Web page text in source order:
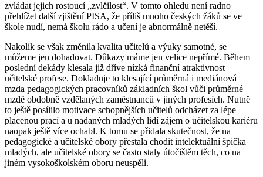
zvládat jejich rostoucí „zvlčilost“. V tomto ohledu není radno
přehlížet další zjištění PISA, že příliš mnoho českých žáků se ve
škole nudí, nemá školu rádo a učení je abnormálně netěší.
Nakolik se však změnila kvalita učitelů a výuky samotné, se
můžeme jen dohadovat. Důkazy máme jen velice nepřímé. Během
poslední dekády klesala již dříve nízká finanční atraktivnost
učitelské profese. Dokladuje to klesající průměrná i mediánová
mzda pedagogických pracovníků základních škol vůči průměrné
mzdě obdobně vzdělaných zaměstnanců v jiných profesích. Nutně
to ještě posílilo motivace schopnějších učitelů odcházet za lépe
placenou prací a u nadaných mladých lidí zájem o učitelskou kariéru
naopak ještě více ochabl. K tomu se přidala skutečnost, že na
pedagogické a učitelské obory přestala chodit intelektuální špička
mladých, ale učitelské obory se často staly útočištěm těch, co na
jiném vysokoškolském oboru neuspěli.